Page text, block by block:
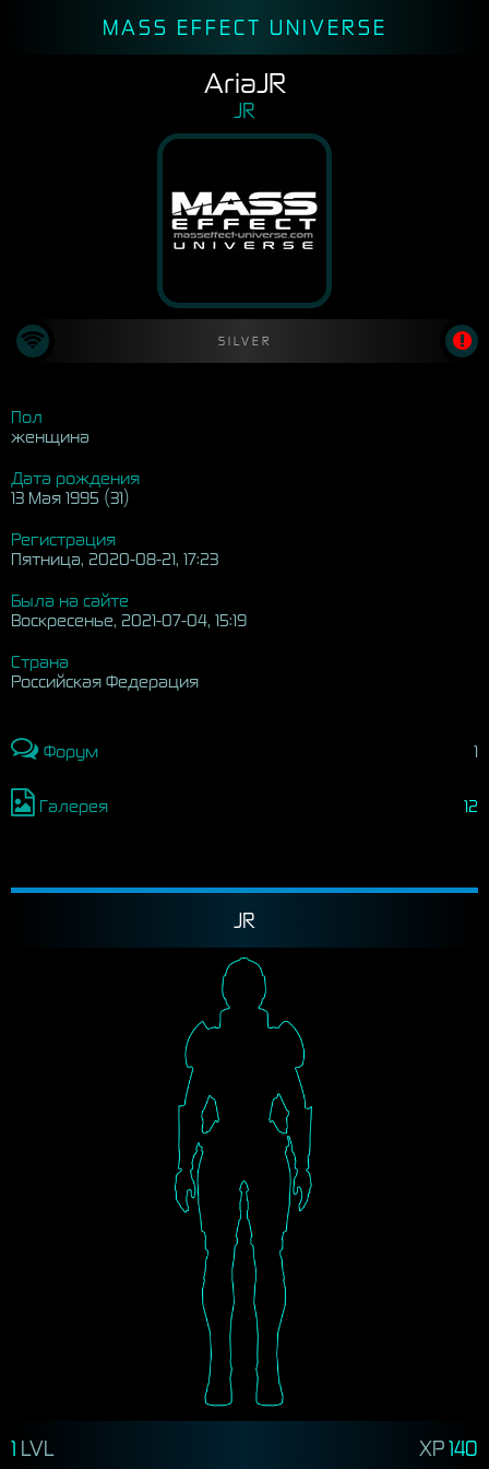
MASS EFFECT UNIVERSE
AriaJR
JR
SILVER
Пол
женщина
Дата рождения
13 Мая 1995 (31)
Регистрация
Пятница, 2020-08-21, 17:23
Была на сайте
Воскресенье, 2021-07-04, 15:19
Страна
Российская Федерация
Форум 1
Галерея 12
JR
1 LVL XP140